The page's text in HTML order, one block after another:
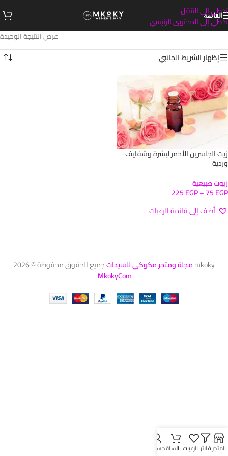
تخطي إلى التنقل
تخطي إلى المحتوى الرئيسي
القائمة
عرض النتيجة الوحيدة
إظهار الشريط الجانبي
زيت الجلسرين الأحمر لبشرة وشفايف
وردية
زيوت طبيعية
75EGP
–
225EGP
أضف إلى قائمة الرغبات
mkokyمجلة ومتجر مكوكي للسيداتجميع الحقوق محفوظة © 2026
MkokyCom
.
المتجرفلاتر الرغبات السلةحسابي